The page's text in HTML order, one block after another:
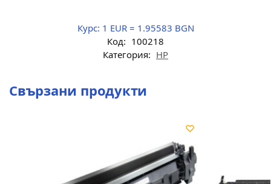
Курс: 1 EUR = 1.95583 BGN
Код: 100218
Категория: HP
Свързани продукти